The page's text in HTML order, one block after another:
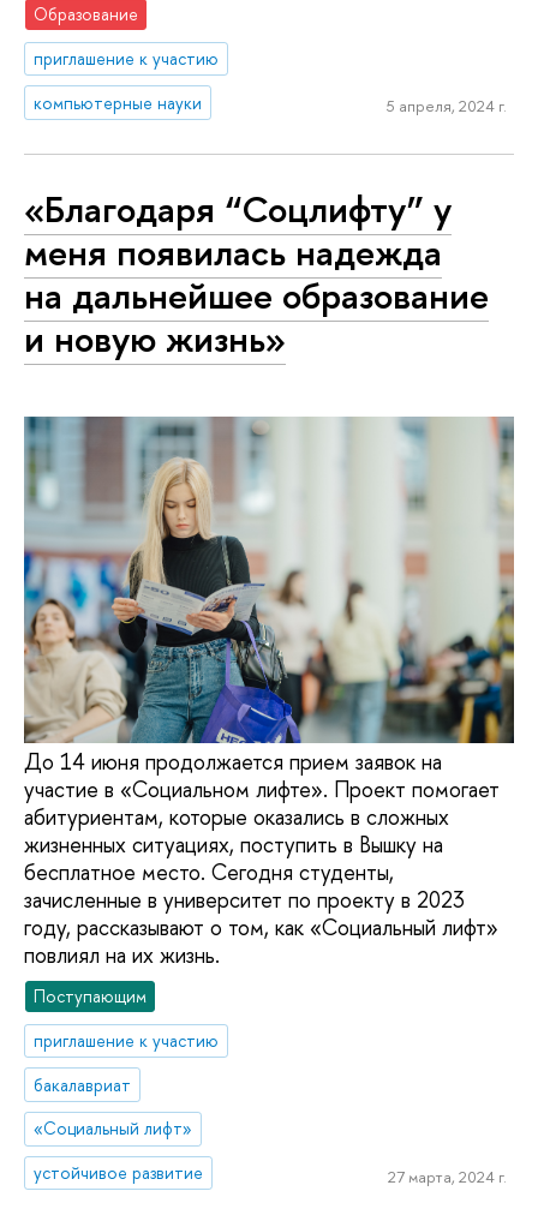
Образование
приглашение к участию
компьютерные науки
5 апреля, 2024 г.
«Благодаря “Соцлифту” у
меня появилась надежда
на дальнейшее образование
и новую жизнь»
До 14 июня продолжается прием заявок на
участие в «Социальном лифте». Проект помогает
абитуриентам, которые оказались в сложных
жизненных ситуациях, поступить в Вышку на
бесплатное место. Сегодня студенты,
зачисленные в университет по проекту в 2023
году, рассказывают о том, как «Социальный лифт»
повлиял на их жизнь.
Поступающим
приглашение к участию
бакалавриат
«Социальный лифт»
устойчивое развитие
27 марта, 2024 г.